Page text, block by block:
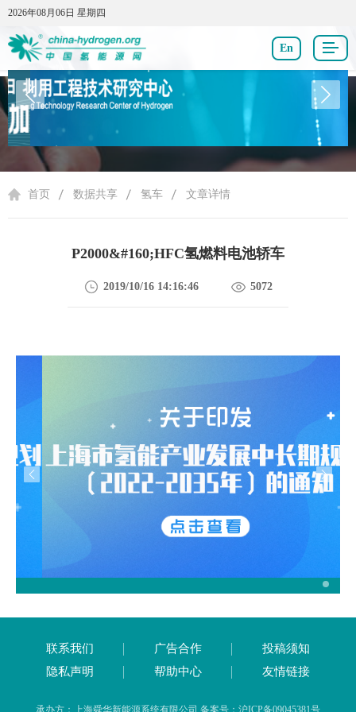
2026年08月06日 星期四
2026年08月06日 星期四
En
首页 数据共享 氢车 文章详情
P2000&#160;HFC氢燃料电池轿车
2019/10/16 14:16:46 5072
联系我们 广告合作
投稿须知
隐私声明
帮助中心 友情链接
承办方：上海舜华新能源系统有限公司 备案号：沪ICP备09045381号